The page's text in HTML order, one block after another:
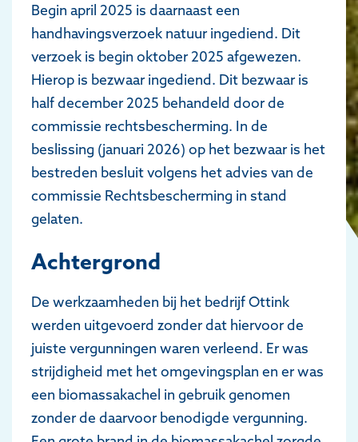
Begin april 2025 is daarnaast een
handhavingsverzoek natuur ingediend. Dit
verzoek is begin oktober 2025 afgewezen.
Hierop is bezwaar ingediend. Dit bezwaar is
half december 2025 behandeld door de
commissie rechtsbescherming. In de
beslissing (januari 2026) op het bezwaar is het
bestreden besluit volgens het advies van de
commissie Rechtsbescherming in stand
gelaten.
Achtergrond
De werkzaamheden bij het bedrijf Ottink
werden uitgevoerd zonder dat hiervoor de
juiste vergunningen waren verleend. Er was
strijdigheid met het omgevingsplan en er was
een biomassakachel in gebruik genomen
zonder de daarvoor benodigde vergunning.